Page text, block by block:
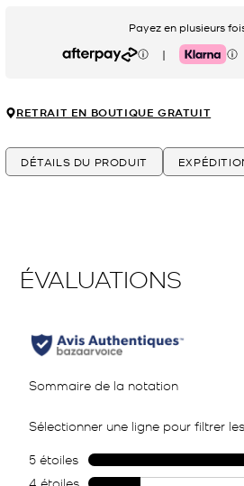
Payez en plusieurs
Afterpay | Klarna
RETRAIT EN BOUTIQUE GRATUIT
DÉTAILS DU PRODUIT